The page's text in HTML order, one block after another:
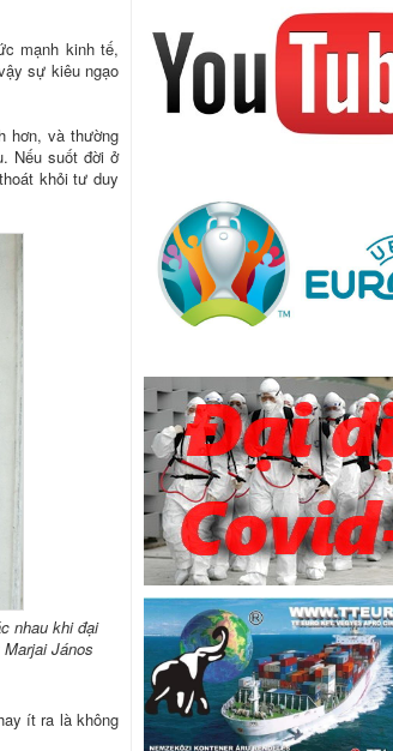
mạnh kinh tế,
sự kiêu ngạo
hơn, và thường
Nếu suốt đời ở
khỏi tư duy
nhau khi đại
János
ít ra là không